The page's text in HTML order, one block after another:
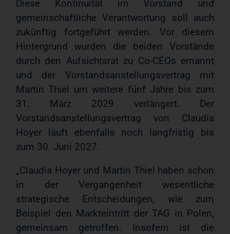
Diese Kontinuität im Vorstand und
gemeinschaftliche Verantwortung soll auch
zukünftig fortgeführt werden. Vor diesem
Hintergrund wurden die beiden Vorstände
durch den Aufsichtsrat zu Co-CEOs ernannt
und der Vorstandsanstellungsvertrag mit
Martin Thiel um weitere fünf Jahre bis zum
31. März 2029 verlängert. Der
Vorstandsanstellungsvertrag von Claudia
Hoyer läuft ebenfalls noch langfristig bis
zum 30. Juni 2027.
„Claudia Hoyer und Martin Thiel haben schon
in der Vergangenheit wesentliche
strategische Entscheidungen, wie zum
Beispiel den Markteintritt der TAG in Polen,
gemeinsam getroffen. Insofern ist die